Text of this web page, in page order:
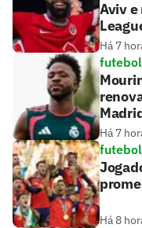
Aviv e
Há 7
Há 7
Há 8